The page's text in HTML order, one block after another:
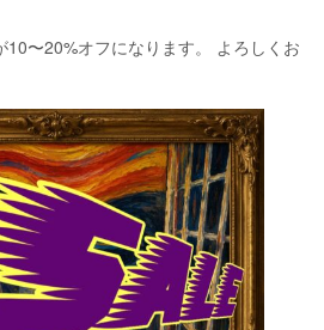
〜20%オフになります。 よろしくお